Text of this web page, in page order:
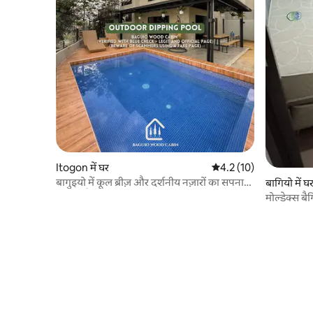
Itogon में घर औसत रेटिंग 5 में से 4.2, 10
4.2 (10)
बागुइयो में कूल ब्रीज़ और दर्शनीय नज़ारों का सपना
बागियो में घर
मोल्डेक्स